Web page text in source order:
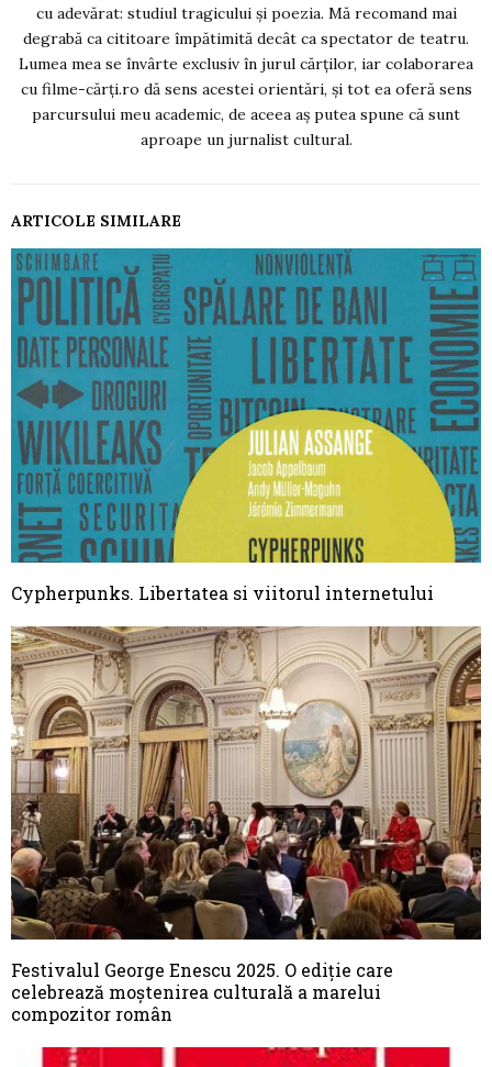
cu adevărat: studiul tragicului și poezia. Mă recomand mai
degrabă ca cititoare împătimită decât ca spectator de teatru.
Lumea mea se învârte exclusiv în jurul cărților, iar colaborarea
cu filme-cărți.ro dă sens acestei orientări, și tot ea oferă sens
parcursului meu academic, de aceea aș putea spune că sunt
aproape un jurnalist cultural.
ARTICOLE SIMILARE
Cypherpunks. Libertatea si viitorul internetului
Festivalul George Enescu 2025. O ediție care
celebrează moștenirea culturală a marelui
compozitor român